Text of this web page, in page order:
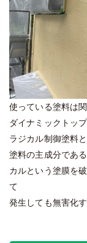
使っている塗料は
ダイナミックトッ
ラジカル制御塗料
塗料の主成分であ
カルという塗膜を
て
発生しても無害化